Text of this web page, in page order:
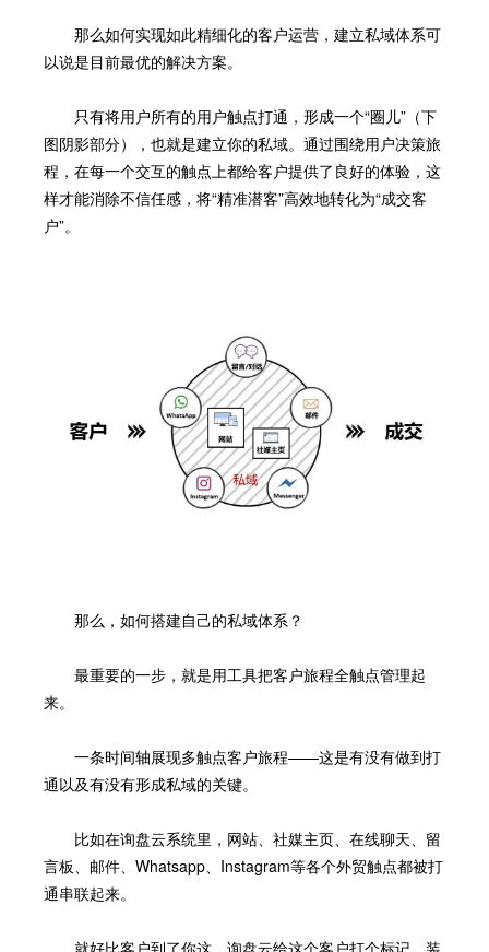
那么如何实现如此精细化的客户运营，建立私域体系可
以说是目前最优的解决方案。
只有将用户所有的用户触点打通，形成一个“圈儿”（下
图阴影部分），也就是建立你的私域。通过围绕用户决策旅
程，在每一个交互的触点上都给客户提供了良好的体验，这
样才能消除不信任感，将“精准潜客”高效地转化为“成交客
户”。
那么，如何搭建自己的私域体系？
最重要的一步，就是用工具把客户旅程全触点管理起
来。
一条时间轴展现多触点客户旅程——这是有没有做到打
通以及有没有形成私域的关键。
比如在询盘云系统里，网站、社媒主页、在线聊天、留
言板、邮件、Whatsapp、Instagram等各个外贸触点都被打
通串联起来。